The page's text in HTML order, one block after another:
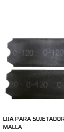
LIJA PARA
MALLA